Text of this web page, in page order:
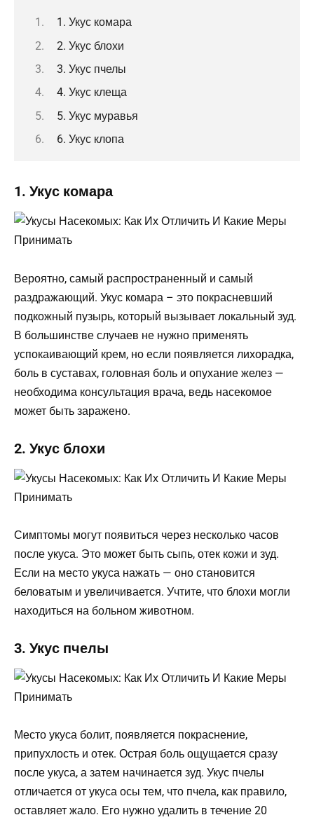
1. Укус комара
2. Укус блохи
3. Укус пчелы
4. Укус клеща
5. Укус муравья
6. Укус клопа
1. Укус комара
Вероятно, самый распространенный и самый
раздражающий. Укус комара – это покрасневший
подкожный пузырь, который вызывает локальный зуд.
В большинстве случаев не нужно применять
успокаивающий крем, но если появляется лихорадка,
боль в суставах, головная боль и опухание желез —
необходима консультация врача, ведь насекомое
может быть заражено.
2. Укус блохи
Симптомы могут появиться через несколько часов
после укуса. Это может быть сыпь, отек кожи и зуд.
Если на место укуса нажать — оно становится
беловатым и увеличивается. Учтите, что блохи могли
находиться на больном животном.
3. Укус пчелы
Место укуса болит, появляется покраснение,
припухлость и отек. Острая боль ощущается сразу
после укуса, а затем начинается зуд. Укус пчелы
отличается от укуса осы тем, что пчела, как правило,
оставляет жало. Его нужно удалить в течение 20